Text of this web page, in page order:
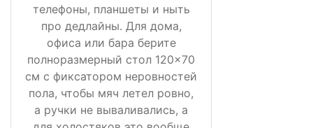
телефоны, планшеты и ныть
про дедлайны. Для дома,
офиса или бара берите
полноразмерный стол 120×70
см с фиксатором неровностей
пола, чтобы мяч летел ровно,
а ручки не вываливались, а